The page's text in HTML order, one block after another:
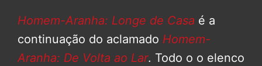
Homem-Aranha: Longe de Casa é a
continuação do aclamado Homem-
Aranha: De Volta ao Lar. Todo o o elenco